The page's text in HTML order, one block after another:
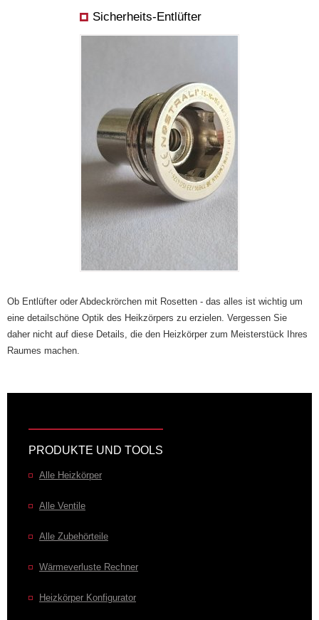
Sicherheits-Entlüfter
Ob Entlüfter oder Abdeckrörchen mit Rosetten - das alles ist wichtig um
eine detailschöne Optik des Heikzörpers zu erzielen. Vergessen Sie
daher nicht auf diese Details, die den Heizkörper zum Meisterstück Ihres
Raumes machen.
PRODUKTE UND TOOLS
Alle Heizkörper
Alle Ventile
Alle Zubehörteile
Wärmeverluste Rechner
Heizkörper Konfigurator